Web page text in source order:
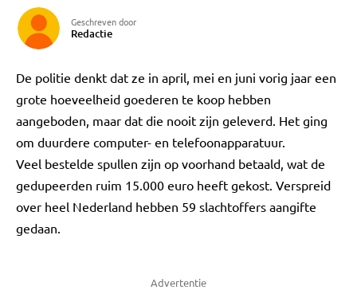
Geschreven door
Redactie
De politie denkt dat ze in april, mei en juni vorig jaar een
grote hoeveelheid goederen te koop hebben
aangeboden, maar dat die nooit zijn geleverd. Het ging
om duurdere computer- en telefoonapparatuur.
Veel bestelde spullen zijn op voorhand betaald, wat de
gedupeerden ruim 15.000 euro heeft gekost. Verspreid
over heel Nederland hebben 59 slachtoffers aangifte
gedaan.
Advertentie